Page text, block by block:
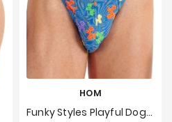
HOM
Funky Styles Playful Dogs HOM Limited Edition Tanga